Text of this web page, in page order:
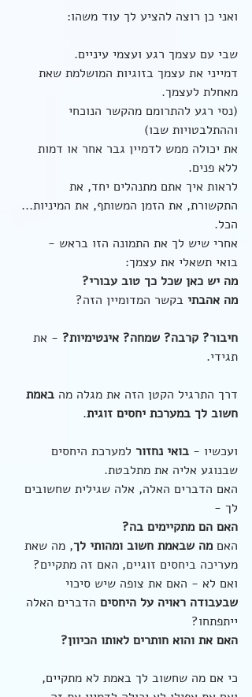
ואני כן רוצה להציע לך עוד משהו:
שבי עם עצמך רגע ועצמי עיניים.
דמייני את עצמך בזוגיות המושלמת שאת
מאחלת לעצמך.
(נסי רגע להתרומם מהקשר הנוכחי
וההתלבטויות שבו)
את יכולה ממש לדמיין גבר אחר או דמות
ללא פנים.
לראות איך אתם מתנהלים יחד, את
התקשורת, את הזמן המשותף, את המיניות...
הכל.
אחרי שיש לך את התמונה הזו בראש -
בואי תשאלי את עצמך:
מה יש כאן שכל כך טוב עבורי?
מה אהבתי בקשר המדומיין הזה?
חיבור? קרבה? שמחה? אינטימיות? - את
תגידי.
דרך התרגיל הקטן הזה את מגלה מה באמת
חשוב לך במערכת יחסים זוגית.
ועכשיו - בואי נחזור למערכת היחסים
שבנוגע אליה את מתלבטת.
האם הדברים האלה, אלה שגילית שחשובים
לך -
האם הם מתקיימים בה?
האם מה שבאמת חשוב ומהותי לך, מה שאת
מעריכה ביחסים זוגיים, האם זה מתקיים?
ואם לא - האם את צופה שיש סיכוי
שבעבודה ראויה על היחסים הדברים האלה
ייתפתחו?
האם את והוא חותרים לאותו הכיוון?
כי אם מה שחשוב לך באמת לא מתקיים,